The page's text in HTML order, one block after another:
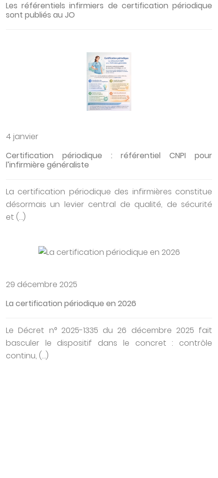
Les référentiels infirmiers de certification périodique
sont publiés au JO
4 janvier
Certification périodique : référentiel CNPI pour
l’infirmière généraliste
La certification périodique des infirmières constitue
désormais un levier central de qualité, de sécurité
et (…)
29 décembre 2025
La certification périodique en 2026
Le Décret n° 2025-1335 du 26 décembre 2025 fait
basculer le dispositif dans le concret : contrôle
continu, (…)